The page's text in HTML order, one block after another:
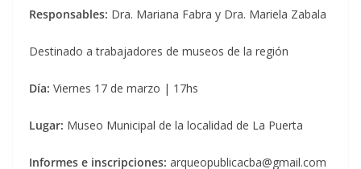
Responsables: Dra. Mariana Fabra y Dra. Mariela Zabala
Destinado a trabajadores de museos de la región
Día: Viernes 17 de marzo | 17hs
Lugar: Museo Municipal de la localidad de La Puerta
Informes e inscripciones: arqueopublicacba@gmail.com